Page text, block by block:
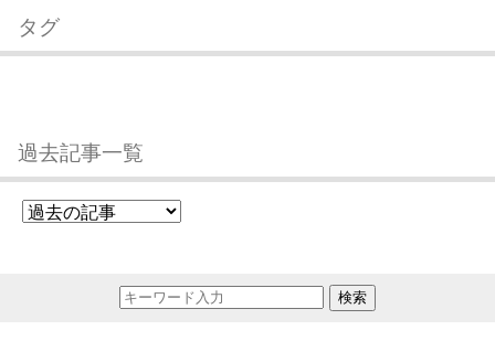
タグ
過去記事一覧